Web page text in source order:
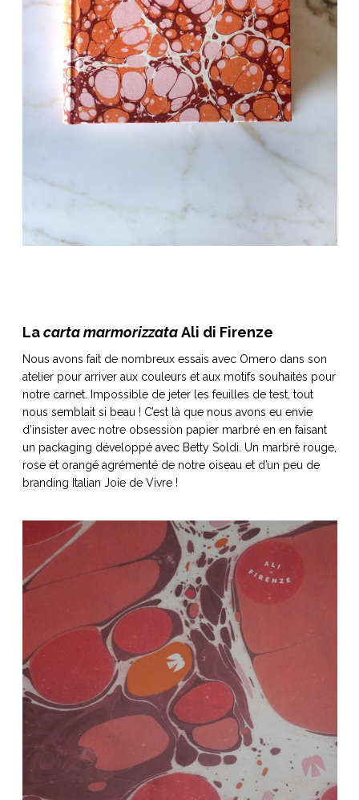
Lacarta marmorizzataAli di Firenze
Nous avons fait de nombreux essais avec Omero dans son
atelier pour arriver aux couleurs et aux motifs souhaités pour
notre carnet. Impossible de jeter les feuilles de test, tout
nous semblait si beau ! C’est là que nous avons eu envie
d’insister avec notre obsession papier marbré en en faisant
un packaging développé avec Betty Soldi. Un marbré rouge,
rose et orangé agrémenté de notre oiseau et d’un peu de
branding Italian Joie de Vivre !